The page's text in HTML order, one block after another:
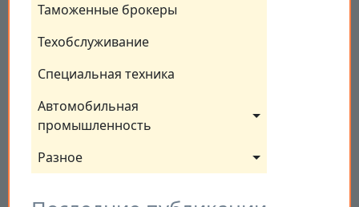
Таможенные брокеры
Техобслуживание
Специальная техника
Автомобильная
промышленность
Разное